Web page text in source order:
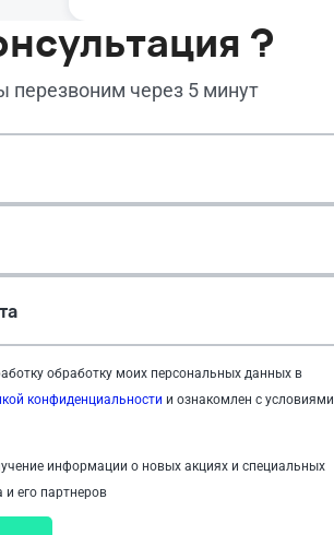
?
перезвоним через 5 минут
обработку моих персональных данных в
конфиденциальности и ознакомлен с условиями
информации о новых акциях и специальных
и его партнеров